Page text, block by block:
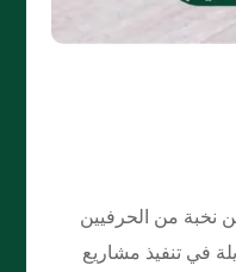
نخبة من الحرفيين
في تنفيذ مشاريع